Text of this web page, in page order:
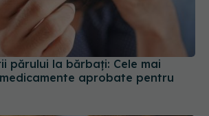
părului la bărbați: Cele mai
aprobate pentru